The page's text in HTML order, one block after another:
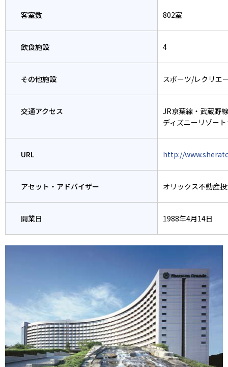
客室数 802室
飲食施設 4
その他施設 スポーツ/レクリエ
交通アクセス
JR京葉線・武蔵野
ディズニーリゾー
URL http://
アセット・アドバイザー オリックス不動産
開業日 1988年4月14日